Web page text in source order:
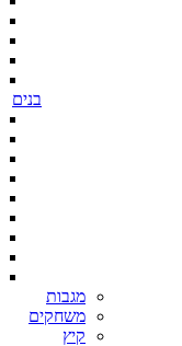
בנים
מגבות
משחקים
קיץ